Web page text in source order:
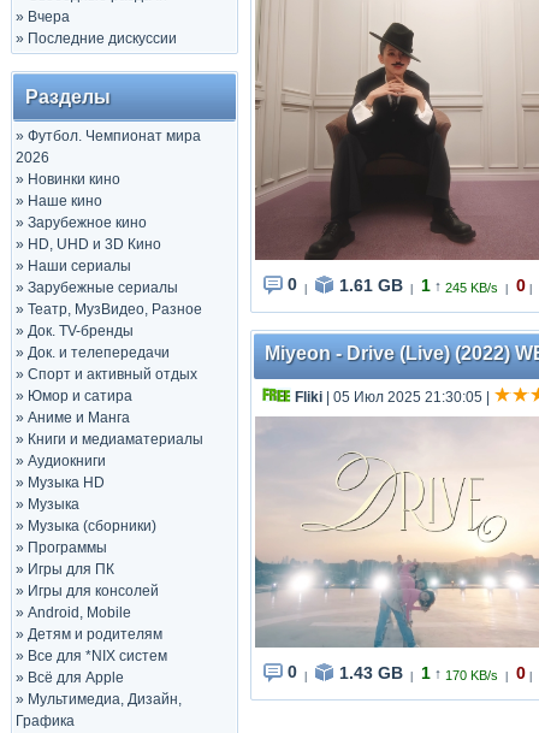
» Вчера
» Последние дискуссии
Разделы
» Футбол. Чемпионат мира
2026
» Новинки кино
» Наше кино
» Зарубежное кино
» HD, UHD и 3D Кино
» Наши сериалы
» Зарубежные сериалы
» Театр, МузВидео, Разное
» Док. TV-бренды
» Док. и телепередачи
» Спорт и активный отдых
» Юмор и сатира
» Аниме и Манга
» Книги и медиаматериалы
» Аудиокниги
» Музыка HD
» Музыка
» Музыка (сборники)
» Программы
» Игры для ПК
» Игры для консолей
» Android, Mobile
» Детям и родителям
» Все для *NIX систем
» Всё для Apple
» Мультимедиа, Дизайн,
Графика
0 1.61 GB 1 ↑ 245 KB/s 0
Miyeon - Drive (Live) (2022)
Fliki | 05 Июл 2025 21:30:05
0 1.43 GB 1 ↑ 170 KB/s 0